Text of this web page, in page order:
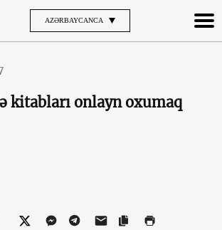
AZƏRBAYCANCA
kitabları onlayn oxumaq